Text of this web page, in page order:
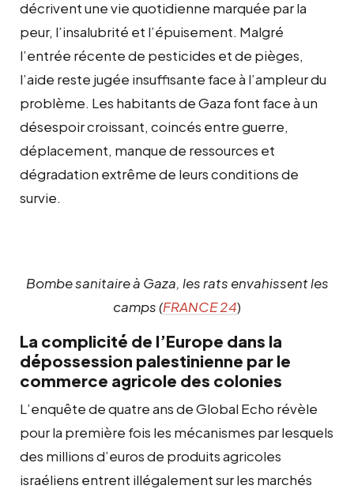
décrivent une vie quotidienne marquée par la
peur, l’insalubrité et l’épuisement. Malgré
l’entrée récente de pesticides et de pièges,
l’aide reste jugée insuffisante face à l’ampleur du
problème. Les habitants de Gaza font face à un
désespoir croissant, coincés entre guerre,
déplacement, manque de ressources et
dégradation extrême de leurs conditions de
survie.
Bombe sanitaire à Gaza, les rats envahissent les
camps (FRANCE 24)
La complicité de l’Europe dans la
dépossession palestinienne par le
commerce agricole des colonies
L’enquête de quatre ans de Global Echo révèle
pour la première fois les mécanismes par lesquels
des millions d’euros de produits agricoles
israéliens entrent illégalement sur les marchés